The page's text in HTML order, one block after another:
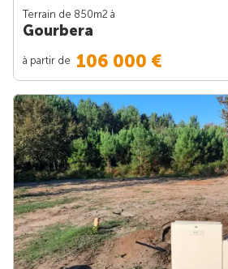
Terrain de 850m2 à
Gourbera
à partir de 106 000 €